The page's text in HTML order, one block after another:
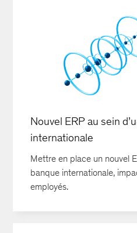
Nouvel ERP au sein
internationale
Mettre en place un nouvel
banque internationale,
employés.